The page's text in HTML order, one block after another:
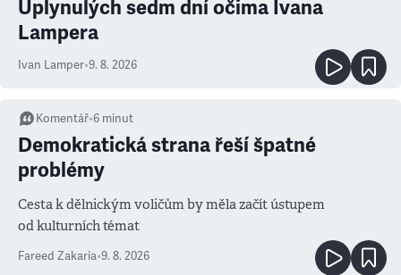
Uplynulých sedm dní očima Ivana
Lampera
Ivan Lamper•9. 8. 2026
Komentář•6 minut
Demokratická strana řeší špatné
problémy
Cesta k dělnickým voličům by měla začít ústupem
od kulturních témat
Fareed Zakaria•9. 8. 2026